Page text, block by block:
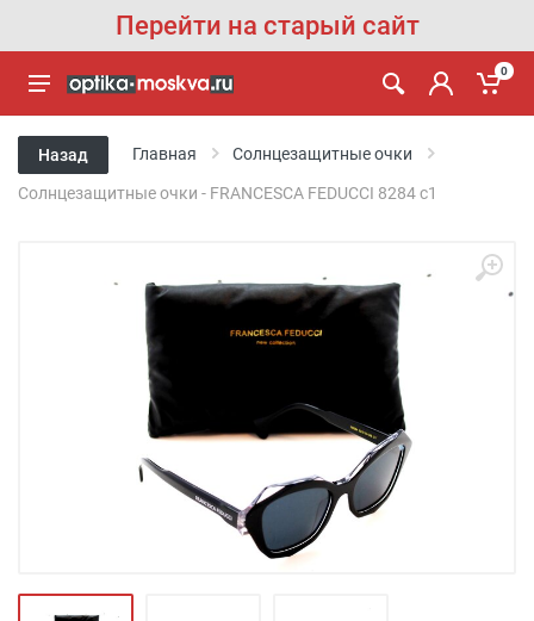
Перейти на старый сайт
0
Назад Главная Солнцезащитные очки
Солнцезащитные очки - FRANCESCA FEDUCCI 8284 c1